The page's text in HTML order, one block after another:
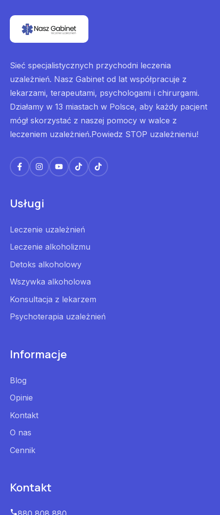
Sieć specjalistycznych przychodni leczenia
uzależnień. Nasz Gabinet od lat współpracuje z
lekarzami, terapeutami, psychologami i chirurgami.
Działamy w 13 miastach w Polsce, aby każdy pacjent
mógł skorzystać z naszej pomocy w walce z
leczeniem uzależnień.Powiedz STOP uzależnieniu!
Usługi
Leczenie uzależnień
Leczenie alkoholizmu
Detoks alkoholowy
Wszywka alkoholowa
Konsultacja z lekarzem
Psychoterapia uzależnień
Informacje
Blog
Opinie
Kontakt
O nas
Cennik
Kontakt